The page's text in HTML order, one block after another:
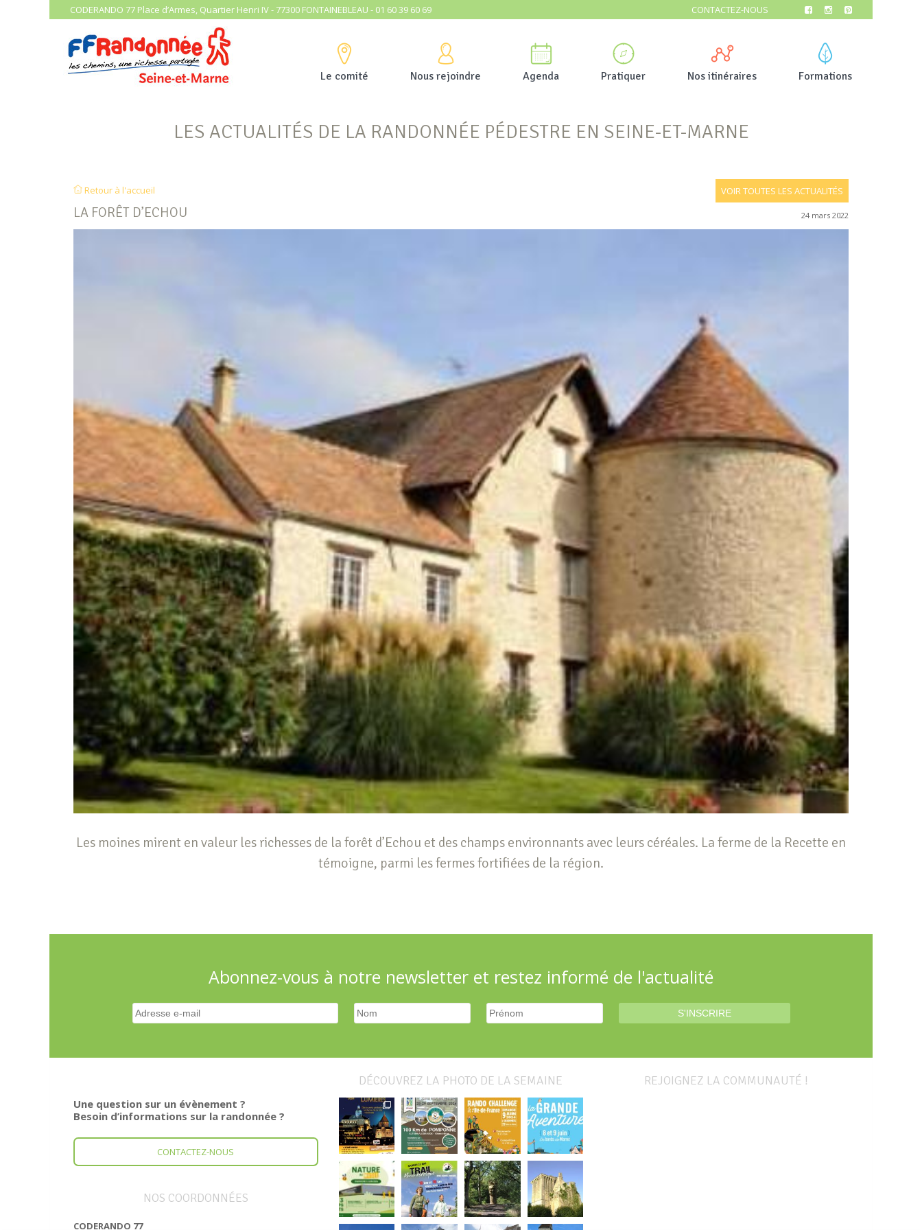
CODERANDO 77 Place d’Armes, Quartier Henri IV - 77300 FONTAINEBLEAU - 01 60 39 60 69 CONTACTEZ-NOUS
Le comité Nous rejoindre Agenda Pratiquer Nos itinéraires Formations
LES ACTUALITÉS DE LA RANDONNÉE PÉDESTRE EN SEINE-ET-MARNE
Retour à l'accueil VOIR TOUTES LES ACTUALITÉS
LA FORÊT D’ECHOU 24 mars 2022
Les moines mirent en valeur les richesses de la forêt d’Echou et des champs environnants avec leurs céréales. La ferme de la Recette en
témoigne, parmi les fermes fortifiées de la région.
Abonnez-vous à notre newsletter et restez informé de l'actualité
Une question sur un évènement ?
Besoin d’informations sur la randonnée ?
CONTACTEZ-NOUS
NOS COORDONNÉES
CODERANDO 77
DÉCOUVREZ LA PHOTO DE LA SEMAINE REJOIGNEZ LA COMMUNAUTÉ !